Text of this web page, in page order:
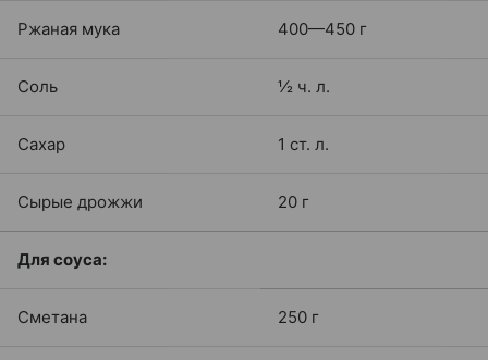
Ржаная мука 400—450 г
Соль ½ ч. л.
Сахар 1 ст. л.
Сырые дрожжи 20 г
Для соуса:
Сметана 250 г